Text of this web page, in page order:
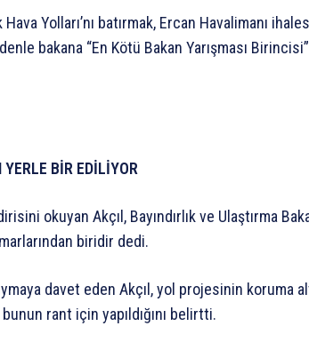
Hava Yolları’nı batırmak, Ercan Havalimanı
bakana “En Kötü Bakan Yarışması
BİR EDİLİYOR
okuyan Akçıl, Bayındırlık ve Ulaştırma
biridir dedi.
davet eden Akçıl, yol projesinin koruma
rant için yapıldığını belirtti.